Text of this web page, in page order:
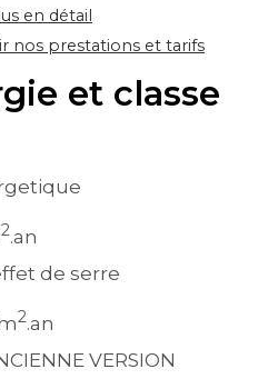
en détail
nos prestations et tarifs
et classe
2.an
de serre
2.an
VERSION